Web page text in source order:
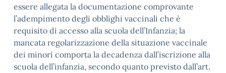
essere allegata la documentazione comprovante
l’adempimento degli obblighi vaccinali che è
requisito di accesso alla scuola dell’Infanzia; la
mancata regolarizzazione della situazione vaccinale
dei minori comporta la decadenza dall’iscrizione alla
scuola dell’infanzia, secondo quanto previsto dall’art.